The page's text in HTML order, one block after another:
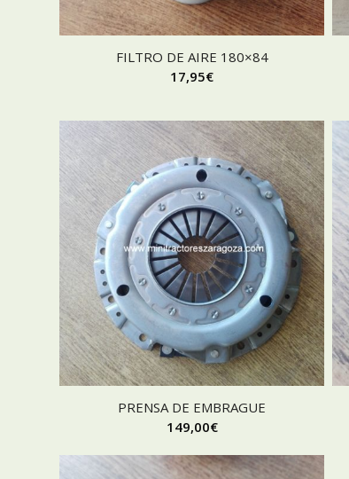
FILTRO DE AIRE 180×84
17,95€
PRENSA DE EMBRAGUE
149,00€